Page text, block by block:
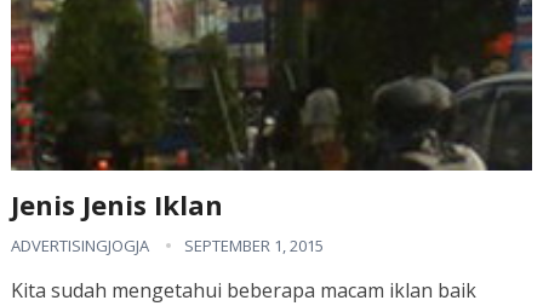
Jenis Jenis Iklan
ADVERTISINGJOGJA SEPTEMBER 1, 2015
Kita sudah mengetahui beberapa macam iklan baik